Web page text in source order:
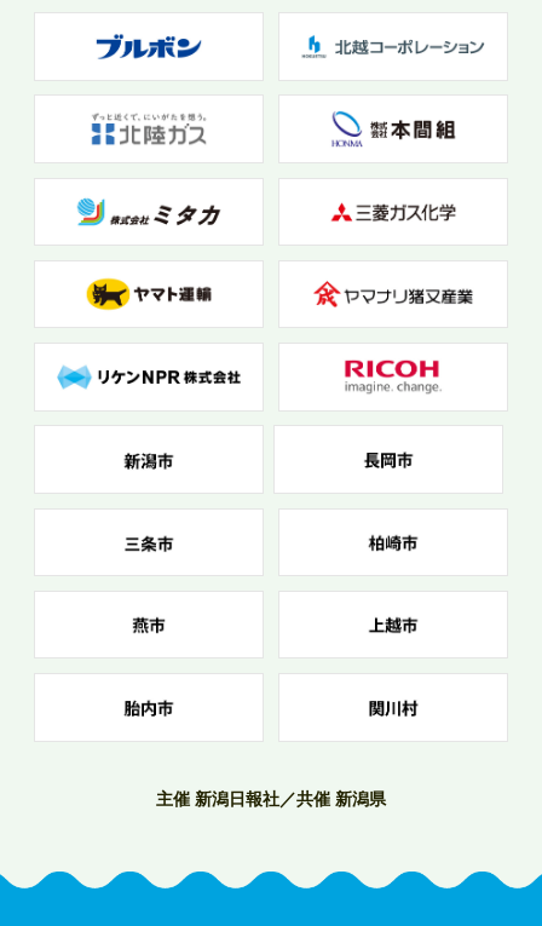
主催 新潟日報社／共催 新潟県